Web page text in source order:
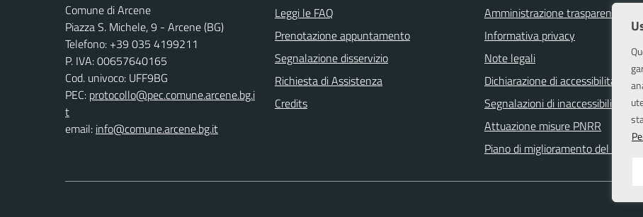
Comune di Arcene
Piazza S. Michele, 9 - Arcene (BG)
Telefono: +39 035 4199211
P. IVA: 00657640165
Cod. univoco: UFF9BG
PEC: protocollo@pec.comune.arcene.bg.i
t
email: info@comune.arcene.bg.it
Leggi le FAQ
Prenotazione appuntamento
Segnalazione disservizio
Richiesta di Assistenza
Credits
Amministrazione trasparente
Informativa privacy
Note legali
Dichiarazione di accessibilità
Segnalazioni di inaccessibilità
Attuazione misure PNRR
Piano di miglioramento del sito